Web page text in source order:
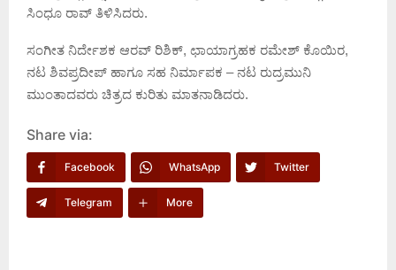
ಸಿಂಧೂ ರಾವ್ ತಿಳಿಸಿದರು.
ಸಂಗೀತ ನಿರ್ದೇಶಕ ಆರವ್ ರಿಶಿಕ್, ಛಾಯಾಗ್ರಹಕ ರಮೇಶ್ ಕೊಯಿರ,
ನಟ ಶಿವಪ್ರದೀಪ್ ಹಾಗೂ ಸಹ ನಿರ್ಮಾಪಕ – ನಟ ರುದ್ರಮುನಿ
ಮುಂತಾದವರು ಚಿತ್ರದ ಕುರಿತು ಮಾತನಾಡಿದರು.
Share via:
Facebook WhatsApp Twitter
Telegram More